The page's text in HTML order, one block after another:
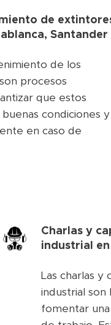
de
Santander
de los
procesos
que estos
condiciones y
en caso de
Charlas y
industrial en
Las charlas y
industrial
fomentar